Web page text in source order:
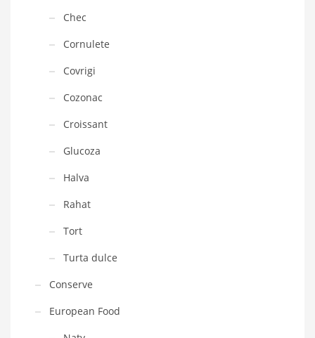
Chec
Cornulete
Covrigi
Cozonac
Croissant
Glucoza
Halva
Rahat
Tort
Turta dulce
Conserve
European Food